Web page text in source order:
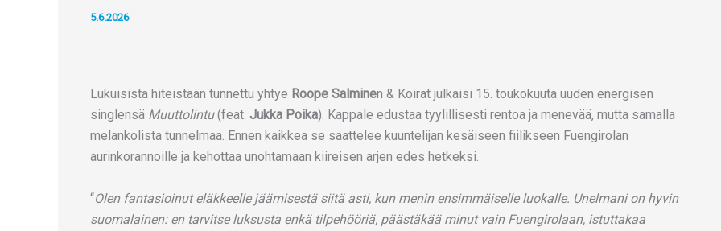
5.6.2026
Lukuisista hiteistään tunnettu yhtye Roope Salminen & Koirat julkaisi 15. toukokuuta uuden energisen
singlensä Muuttolintu(feat. Jukka Poika). Kappale edustaa tyylillisesti rentoa ja menevää, mutta samalla
melankolista tunnelmaa. Ennen kaikkea se saattelee kuuntelijan kesäiseen fiilikseen Fuengirolan
aurinkorannoille ja kehottaa unohtamaan kiireisen arjen edes hetkeksi.
“Olen fantasioinut eläkkeelle jäämisestä siitä asti, kun menin ensimmäiselle luokalle. Unelmani on hyvin
suomalainen: en tarvitse luksusta enkä tilpehööriä, päästäkää minut vain Fuengirolaan, istuttakaa